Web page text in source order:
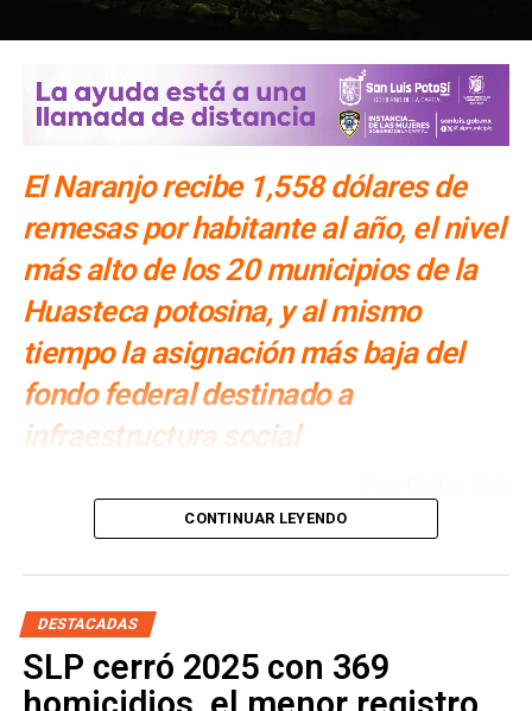
El Naranjo recibe 1,558 dólares de
remesas por habitante al año, el nivel
más alto de los 20 municipios de la
Huasteca potosina, y al mismo
tiempo la asignación más baja del
fondo federal destinado a
infraestructura social
En 2025, los migrantes de El Naranjo enviaron a sus
Fondo de Infraestructura Social Municipal (FISM), el
instrumento federal creado para financiar obra básica en
municipios de alta marginación, le asignó ese mismo año
21.9 millones. Por cada peso de ese fondo, los migrantes
pusieron28.
CONTINUAR LEYENDO
DESTACADAS
SLP cerró 2025 con 369